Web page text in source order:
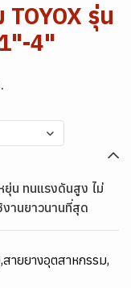
รุ่น
1"-4"
น ทนแรงดันสูง ไม่
านยาวนานที่สุด
,สายยางอุตสาหกรรม,